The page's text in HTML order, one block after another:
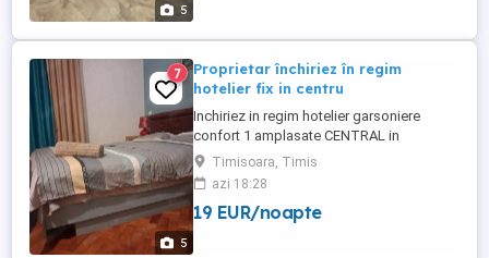
5
5
7
Proprietar închiriez în regim
hotelier fix in centru
Inchiriez in regim hotelier garsoniere
confort 1 amplasate CENTRAL in
Timisoara, aproape zona Balcescu (1 km
de Piata Victoriei), situate aproape atat de
Universitatea de Vest & Politehnica cat si
de Spitalul Judetean, Maternitate sau
Timisoara, Timis
azi 18:28
19 EUR/noapte